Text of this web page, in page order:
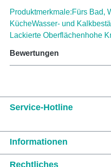
Produktmerkmale:Fürs Bad,
KücheWasser- und
Lackierte Oberflächenhohe
Bewertungen
Service-Hotline
Informationen
Rechtliches